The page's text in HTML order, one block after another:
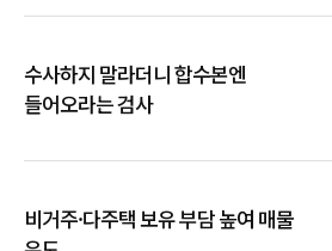
수사하지 말라더니 합수본엔
들어오라는 검사
비거주·다주택 보유 부담 높여 매물